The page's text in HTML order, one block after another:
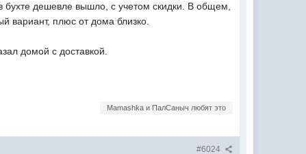
бухте дешевле вышло, с учетом скидки. В общем,
вариант, плюс от дома близко.
домой с доставкой.
Mamashka и ПалСаныч любят это
#6024